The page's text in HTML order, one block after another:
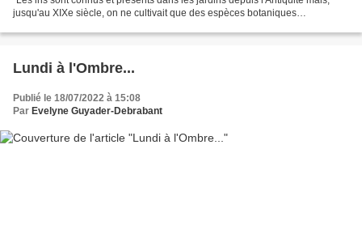
jusqu'au XIXe siècle, on ne cultivait que des espèces botaniques
Lundi à l'Ombre...
Publié le 18/07/2022 à 15:08
Par Evelyne Guyader-Debrabant